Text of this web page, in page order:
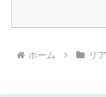
ホーム リ